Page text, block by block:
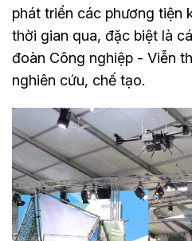
phát triển các phương tiện
thời gian qua, đặc biệt là
đoàn Công nghiệp - Viễn
nghiên cứu, chế tạo.